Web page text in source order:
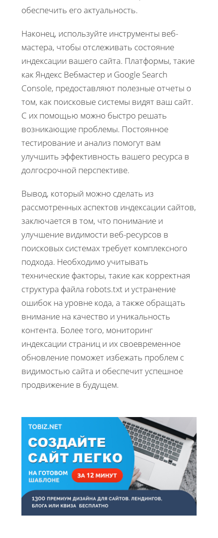
обеспечить его актуальность.
Наконец, используйте инструменты веб-
мастера, чтобы отслеживать состояние
индексации вашего сайта. Платформы, такие
как Яндекс Вебмастер и Google Search
Console, предоставляют полезные отчеты о
том, как поисковые системы видят ваш сайт.
С их помощью можно быстро решать
возникающие проблемы. Постоянное
тестирование и анализ помогут вам
улучшить эффективность вашего ресурса в
долгосрочной перспективе.
Вывод, который можно сделать из
рассмотренных аспектов индексации сайтов,
заключается в том, что понимание и
улучшение видимости веб-ресурсов в
поисковых системах требует комплексного
подхода. Необходимо учитывать
технические факторы, такие как корректная
структура файла robots.txt и устранение
ошибок на уровне кода, а также обращать
внимание на качество и уникальность
контента. Более того, мониторинг
индексации страниц и их своевременное
обновление поможет избежать проблем с
видимостью сайта и обеспечит успешное
продвижение в будущем.